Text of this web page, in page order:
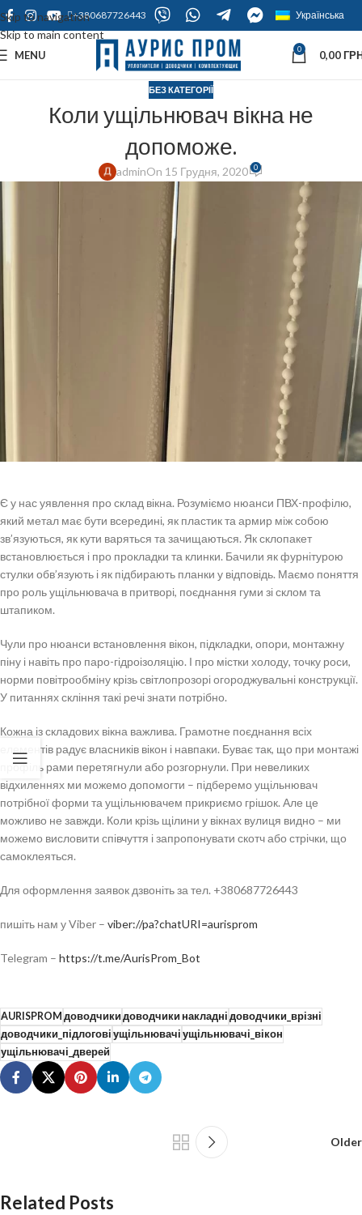
Skip to navigation
Skip to main content
+380687726443 Українська
MENU 0 0,00
БЕЗ КАТЕГОРІЇ
Коли ущільнювач вікна не
допоможе.
adminOn 15 Грудня, 2020 0
Є у нас уявлення про склад вікна. Розуміємо нюанси ПВХ-профілю,
який метал має бути всередині, як пластик та армир між собою
зв’язуються, як кути варяться та зачищаються. Як склопакет
встановлюється і про прокладки та клинки. Бачили як фурнітурою
стулки обв’язують і як підбирають планки у відповідь. Маємо поняття
про роль ущільнювача в притворі, поєднання гуми зі склом та
штапиком.
Чули про нюанси встановлення вікон, підкладки, опори, монтажну
піну і навіть про паро-гідроізоляцію. І про містки холоду, точку роси,
норми повітрообміну крізь світлопрозорі огороджувальні конструкції.
У питаннях скління такі речі знати потрібно.
Кожна із складових вікна важлива. Грамотне поєднання всіх
елементів радує власників вікон і навпаки. Буває так, що при монтажі
профіль рами перетягнули або розгорнули. При невеликих
відхиленнях ми можемо допомогти – підберемо ущільнювач
потрібної форми та ущільнювачем прикриємо грішок. Але це
можливо не завжди. Коли крізь щілини у вікнах вулиця видно – ми
можемо висловити співчуття і запропонувати скотч або стрічки, що
самоклеяться.
Для оформлення заявок дзвоніть за тел. +380687726443
пишіть нам у Viber – viber://pa?chatURI=aurisprom
Telegram – https://t.me/AurisProm_Bot
AURISPROM доводчики доводчики накладні доводчики_врізні
доводчики_підлогові ущільнювачі ущільнювачі_вікон
ущільнювачі_дверей
Older
Related Posts